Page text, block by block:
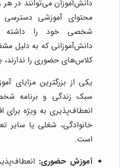
دانش‌آموزان می‌توانند در
محتوای آموزشی دسترسی
شخصی خود را داشته
دانش‌آموزانی که به دلیل
کلاس‌های حضوری را
یکی از بزرگترین مزایای
سبک زندگی و برنامه
انعطاف‌پذیری به ویژه برای
خانوادگی، شغلی یا سایر
است.
آموزش حضوری: